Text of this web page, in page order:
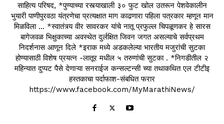
साहित्य परिषद, *पुण्याच्या रस्त्याखाली ३० फुट खोल उतरून पेशवेकालीन
भुयारी पाणीपुरवठा यंत्रणेचा प्रत्यक्षात माग काढणारा पहिला पत्रकार म्हणून मान
मिळविला ... *स्वातंत्र्य वीर सावरकर यांचे नातू प्रफुल्ल चिपळूणकर हे सारस
बागेजवळ भिक्षुकाच्या अवस्थेत दुर्लक्षित जिवन जगत असल्याचे सर्वप्रथम
निदर्शनास आणून दिले *इराक मध्ये अडकलेल्या भारतीय मजुरांची सुटका
होण्यासाठी विशेष प्रयत्न -लातूर मधील ५ तरुणांची सुटका . *निगडीतील २
महिन्यात दुप्पट पैसे देणाऱ्या सनराईज कन्सल्टन्सी च्या तथाकथित एल टीटीइ
हस्तकाचा पर्दाफाश-संबधित फरार
https://www.facebook.com/MyMarathiNews/